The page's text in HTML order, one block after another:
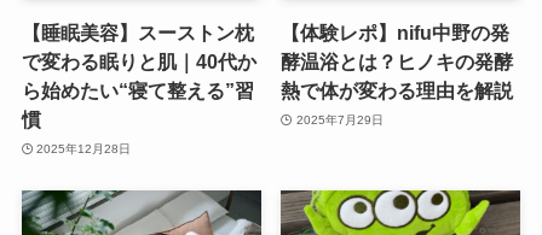
【睡眠美容】スーストン枕
で変わる眠りと肌｜40代か
ら始めたい“寝て整える”習
慣
2025年12月28日
【体験レポ】nifu中野の発
酵温浴とは？ヒノキの発酵
熱で体が変わる理由を解説
2025年7月29日